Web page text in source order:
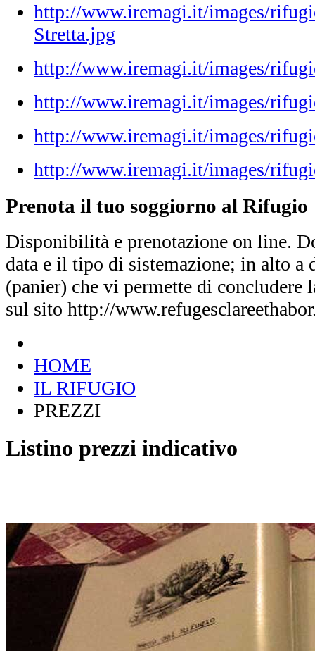
http://www.iremagi.it/images/
Stretta.jpg
http://www.iremagi.it/images/
http://www.iremagi.it/images/
http://www.iremagi.it/images/
http://www.iremagi.it/images/
Prenota il tuo soggiorno al
Disponibilità e prenotazione on line.
data e il tipo di sistemazione; in alto a
(panier) che vi permette di concludere
sul sito http://
HOME
IL RIFUGIO
PREZZI
Listino prezzi indicativo